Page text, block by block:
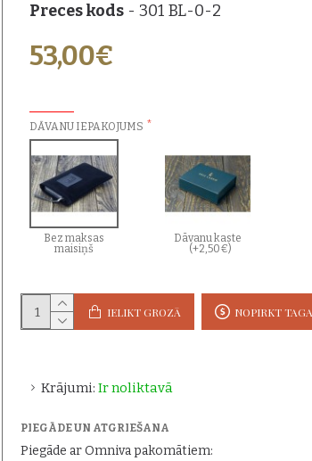
Preces kods - 301 BL-0-2
Krājumi: Ir noliktavā
53,00€
DĀVANU IEPAKOJUMS
Bez maksas
maisiņš
Dāvanu kaste
(+2,50€)
IELIKT GROZĀ NOPIRKT
PIEGĀDE UN ATGRIEŠANA
Piegāde ar Omniva pakomātiem: